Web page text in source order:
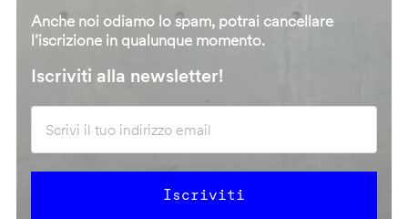
Anche noi odiamo lo spam, potrai cancellare
l’iscrizione in qualunque momento.
Iscriviti alla newsletter!